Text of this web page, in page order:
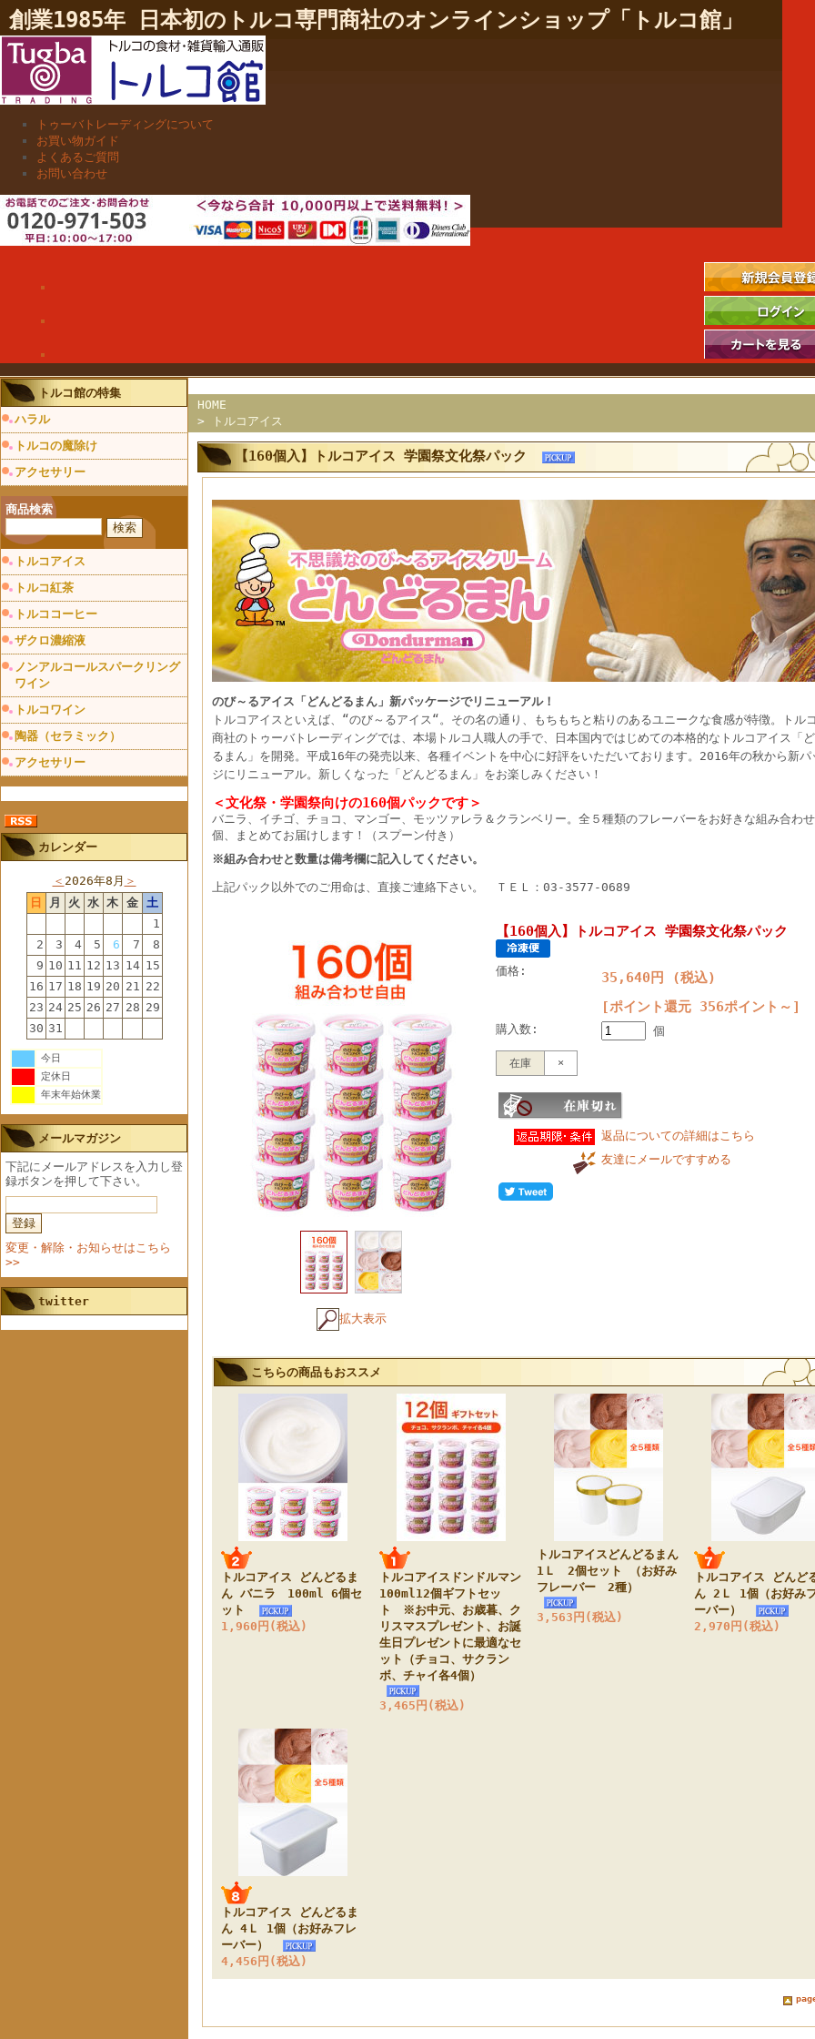
創業1985年 日本初のトルコ専門商社のオンラインショップ「トルコ館」
トゥーバトレーディングについて
お買い物ガイド
よくあるご質問
お問い合わせ
トルコ館の特集
ハラル
トルコの魔除け
アクセサリー
商品検索
トルコアイス
トルコ紅茶
トルココーヒー
ザクロ濃縮液
ノンアルコールスパークリング
ワイン
トルコワイン
陶器（セラミック）
アクセサリー
カレンダー
＜ 2026年8月 ＞
日
月 火 水 木 金
土
1
2
3 4 5 6 7
8
9 10 11 12 13 14 15
16 17 18 19 20 21 22
23 24 25 26 27 28 29
30 31
今日
定休日
年末年始休業
メールマガジン
下記にメールアドレスを入力し登
録ボタンを押して下さい。
変更・解除・お知らせはこちら
>>
twitter
HOME
>
トルコアイス
【160個入】トルコアイス 学園祭文化祭パック
のび～るアイス「どんどるまん」新パッケージでリニューアル！
トルコアイスといえば、“のび～るアイス“。その名の通り、もちもちと粘りのあるユニークな食感が特徴。トル
商社のトゥーバトレーディングでは、本場トルコ人職人の手で、日本国内ではじめての本格的なトルコアイス「
るまん」を開発。平成16年の発売以来、各種イベントを中心に好評をいただいております。2016年の秋から新パ
ジにリニューアル。新しくなった「どんどるまん」をお楽しみください！
＜文化祭・学園祭向けの160個パックです＞
バニラ、イチゴ、チョコ、マンゴー、モッツァレラ＆クランベリー。全５種類のフレーバーをお好きな組み合わ
個、まとめてお届けします！（スプーン付き）
※組み合わせと数量は備考欄に記入してください。
上記パック以外でのご用命は、直接ご連絡下さい。 ＴＥＬ：03-3577-0689
拡大表示
【160個入】トルコアイス 学園祭文化祭パック
価格:
35,640円 (税込)
[ポイント還元 356ポイント～]
購入数: 個
在庫 ×
返品についての詳細はこちら
友達にメールですすめる
こちらの商品もおススメ
トルコアイス どんどるま
ん バニラ 100ml 6個セ
ット
1,960円(税込)
トルコアイスドンドルマン
100ml12個ギフトセッ
ト ※お中元、お歳暮、ク
リスマスプレゼント、お誕
生日プレゼントに最適なセ
ット（チョコ、サクラン
ボ、チャイ各4個）
3,465円(税込)
トルコアイスどんどるまん
1Ｌ 2個セット （お好み
フレーバー 2種）
3,563円(税込)
トルコアイス どんど
ん 2Ｌ 1個（お好み
ーバー）
2,970円(税込)
トルコアイス どんどるま
ん 4Ｌ 1個（お好みフレ
ーバー）
4,456円(税込)